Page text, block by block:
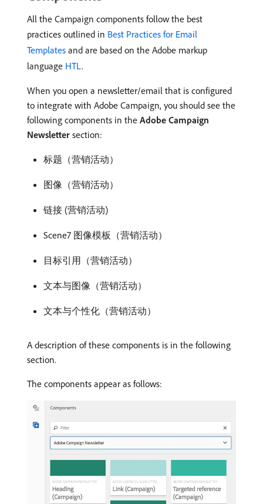
All the Campaign components follow the best
practices outlined in Best Practices for Email
Templates and are based on the Adobe markup
language HTL.
When you open a newsletter/email that is configured
to integrate with Adobe Campaign, you should see the
following components in the Adobe Campaign
Newsletter section:
标题（营销活动）
图像（营销活动）
链接 (营销活动)
Scene7 图像模板（营销活动）
目标引用（营销活动）
文本与图像（营销活动）
文本与个性化（营销活动）
A description of these components is in the following
section.
The components appear as follows: